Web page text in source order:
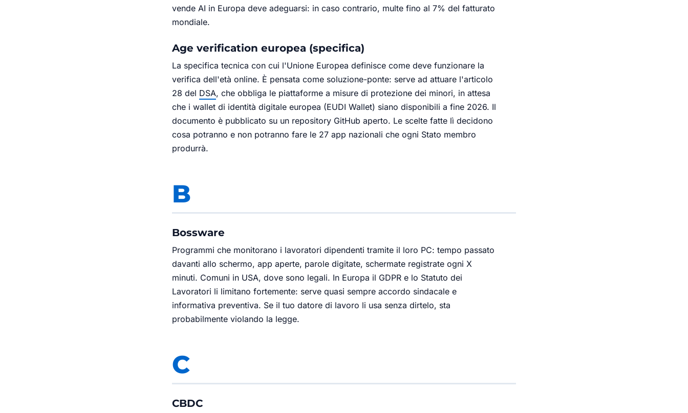
vende AI in Europa deve adeguarsi: in caso contrario, multe fino al 7% del fatturato
mondiale.
Age verification europea (specifica)
La specifica tecnica con cui l'Unione Europea definisce come deve funzionare la
verifica dell'età online. È pensata come soluzione-ponte: serve ad attuare l'articolo
28 del DSA, che obbliga le piattaforme a misure di protezione dei minori, in attesa
che i wallet di identità digitale europea (EUDI Wallet) siano disponibili a fine 2026. Il
documento è pubblicato su un repository GitHub aperto. Le scelte fatte lì decidono
cosa potranno e non potranno fare le 27 app nazionali che ogni Stato membro
produrrà.
B
Bossware
Programmi che monitorano i lavoratori dipendenti tramite il loro PC: tempo passato
davanti allo schermo, app aperte, parole digitate, schermate registrate ogni X
minuti. Comuni in USA, dove sono legali. In Europa il GDPR e lo Statuto dei
Lavoratori li limitano fortemente: serve quasi sempre accordo sindacale e
informativa preventiva. Se il tuo datore di lavoro li usa senza dirtelo, sta
probabilmente violando la legge.
C
CBDC